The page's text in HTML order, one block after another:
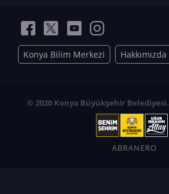
Konya Bilim Merkezi Hakkımızda
© 2020 Konya Büyükşehir Belediyesi.
ABRANERO